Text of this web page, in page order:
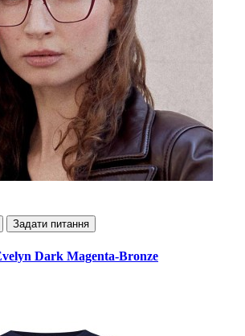
Задати питання
Dark Magenta-Bronze